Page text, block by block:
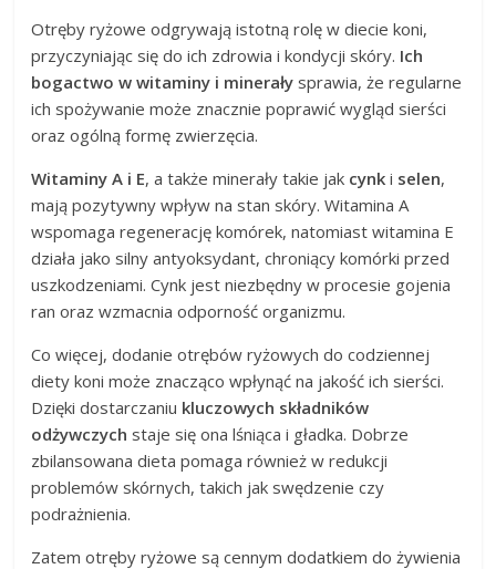
Otręby ryżowe odgrywają istotną rolę w diecie koni,
przyczyniając się do ich zdrowia i kondycji skóry. Ich
bogactwo w witaminy i minerały sprawia, że regularne
ich spożywanie może znacznie poprawić wygląd sierści
oraz ogólną formę zwierzęcia.
Witaminy A i E, a także minerały takie jak cynk i selen,
mają pozytywny wpływ na stan skóry. Witamina A
wspomaga regenerację komórek, natomiast witamina E
działa jako silny antyoksydant, chroniący komórki przed
uszkodzeniami. Cynk jest niezbędny w procesie gojenia
ran oraz wzmacnia odporność organizmu.
Co więcej, dodanie otrębów ryżowych do codziennej
diety koni może znacząco wpłynąć na jakość ich sierści.
Dzięki dostarczaniu kluczowych składników
odżywczych staje się ona lśniąca i gładka. Dobrze
zbilansowana dieta pomaga również w redukcji
problemów skórnych, takich jak swędzenie czy
podrażnienia.
Zatem otręby ryżowe są cennym dodatkiem do żywienia